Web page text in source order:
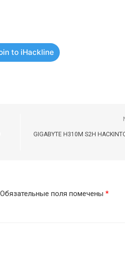
to iHackline
GIGABYTE H310M S2H
Обязательные поля помечены *